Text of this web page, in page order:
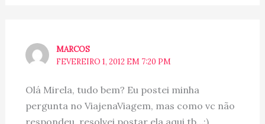
MARCOS
FEVEREIRO 1, 2012 EM 7:20 PM
Olá Mirela, tudo bem? Eu postei minha
pergunta no ViajenaViagem, mas como vc não